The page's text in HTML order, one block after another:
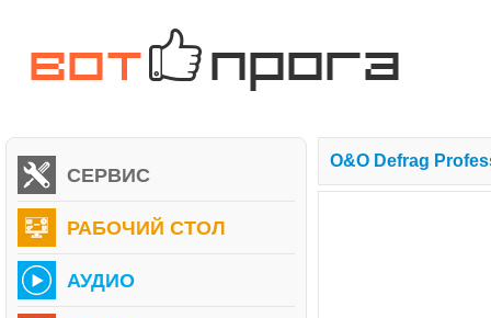
СЕРВИС
РАБОЧИЙ СТОЛ
АУДИО
O&O Defrag